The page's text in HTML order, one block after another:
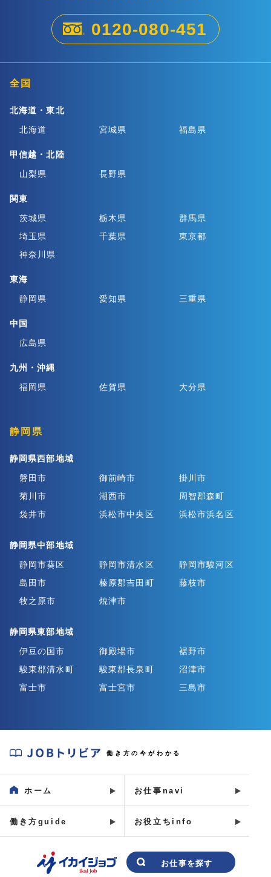
0120-080-451
全国
北海道・東北
北海道
宮城県 福島県
甲信越・北陸
山梨県
長野県
関東
茨城県
栃木県
群馬県
埼玉県
千葉県
東京都
神奈川県
東海
静岡県
愛知県 三重県
中国
広島県
九州・沖縄
福岡県
佐賀県 大分県
静岡県
静岡県西部地域
磐田市
御前崎市
掛川市
菊川市
湖西市
周智郡森町
袋井市
浜松市中央区 浜松市浜名区
静岡県中部地域
静岡市葵区
静岡市清水区
静岡市駿河区
島田市
榛原郡吉田町
藤枝市
牧之原市
焼津市
静岡県東部地域
伊豆の国市
御殿場市
裾野市
駿東郡清水町
駿東郡長泉町
沼津市
富士市
富士宮市 三島市
J
B
リ
ビ
働き方の今がわかる
ホーム お仕事navi
働き方guide お役立ちinfo
イ
お仕事を探す